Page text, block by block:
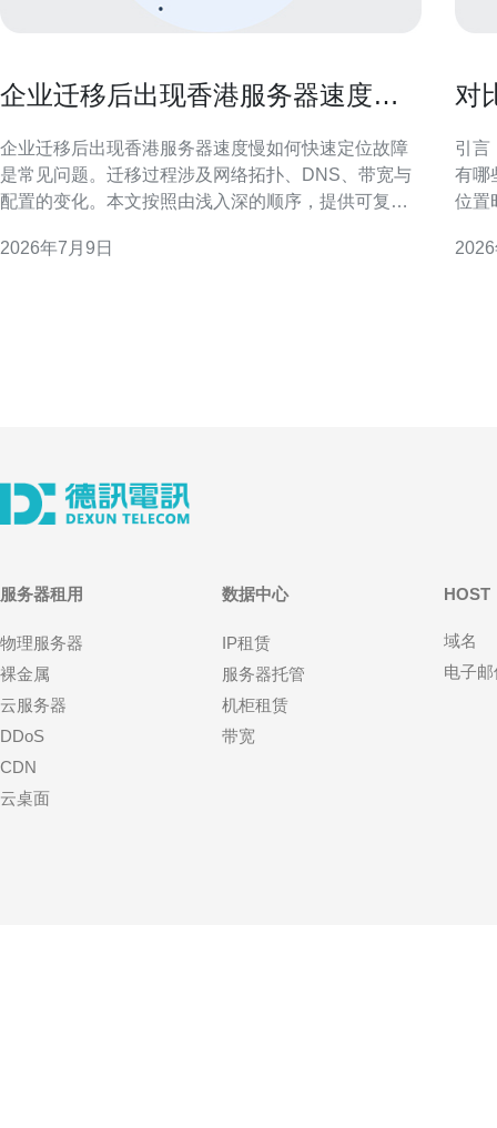
企业迁移后出现香港服务器速度慢
企业迁移后出现香港服务器速度慢如何快速定位故障
是常见问题。迁移过程涉及网络拓扑、DNS、带宽与
配置的变化。本文按照由浅入深的顺序，提供可复用
锁定瓶颈并给出整改方向。 快速确认问题范围与影响
2026年7月9日
对
引言
有哪
位置
要素并制
服务器租用
物理服务器
裸金属
云服务器
DDoS
CDN
云桌面
数据中心
IP租赁
服务器托管
机柜租赁
带宽
HOST
域名
电子